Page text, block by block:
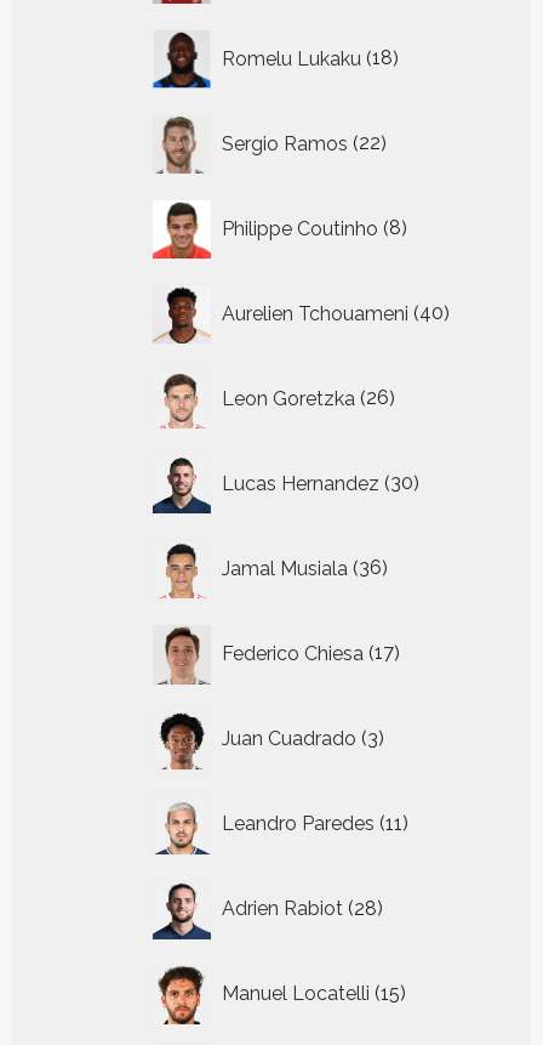
Romelu Lukaku 18
producten
Sergio Ramos 22
producten
Philippe Coutinho 8
producten
Aurelien Tchouameni 40
producten
Leon Goretzka 26
producten
Lucas Hernandez 30
producten
Jamal Musiala 36
producten
Federico Chiesa 17
producten
Juan Cuadrado 3
producten
Leandro Paredes 11
producten
Adrien Rabiot 28
producten
Manuel Locatelli 15
producten